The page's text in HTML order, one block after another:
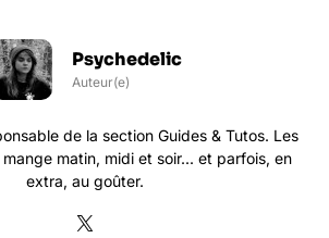
Psychedelic
Auteur(e)
de la section Guides & Tutos. Les
matin, midi et soir... et parfois, en
extra, au goûter.